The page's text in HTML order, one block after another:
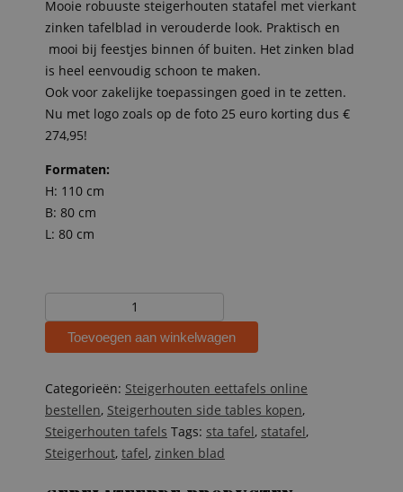
Mooie robuuste steigerhouten statafel met vierkant
zinken tafelblad in verouderde look. Praktisch en
mooi bij feestjes binnen óf buiten. Het zinken blad
is heel eenvoudig schoon te maken.
Ook voor zakelijke toepassingen goed in te zetten.
Nu met logo zoals op de foto 25 euro korting dus €
274,95!
Formaten:
H: 110 cm
B: 80 cm
L: 80 cm
statafel
zinken
Marco
aantal
Toevoegen aan winkelwagen
Categorieën: Steigerhouten eettafels online
bestellen, Steigerhouten side tables kopen,
Steigerhouten tafels Tags: sta tafel, statafel,
Steigerhout, tafel, zinken blad